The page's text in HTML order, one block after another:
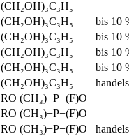
(CH₂OH)₃C₃H₅
(CH₂OH)₃C₃H₅
bis 10
(CH₂OH)₃C₃H₅
bis 10
(CH₂OH)₃C₃H₅
bis 10
(CH₂OH)₃C₃H₅
bis 10
(CH₂OH)₃C₃H₅
RO (CH₃)−P−(F)O
RO (CH₃)−P−(F)O
RO (CH₃)−P−(F)O